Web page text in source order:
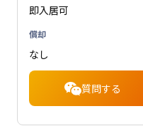
即入居可
償却
なし
質問する